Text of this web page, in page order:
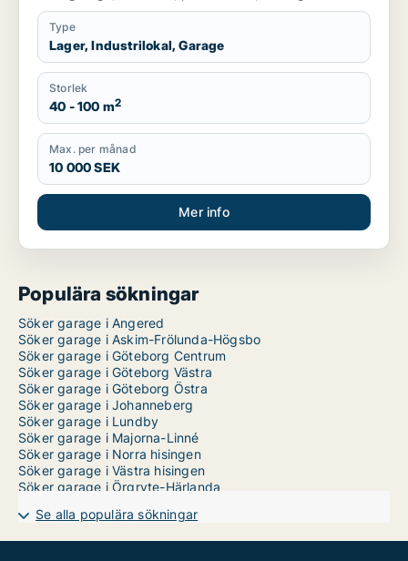
Type
Lager, Industrilokal, Garage
Storlek
40 - 100 m2
Max. per månad
10 000 SEK
Mer info
Populära sökningar
Söker garage i Angered
Söker garage i Askim-Frölunda-Högsbo
Söker garage i Göteborg Centrum
Söker garage i Göteborg Västra
Söker garage i Göteborg Östra
Söker garage i Johanneberg
Söker garage i Lundby
Söker garage i Majorna-Linné
Söker garage i Norra hisingen
Söker garage i Västra hisingen
Söker garage i Örgryte-Härlanda
Se alla populära sökningar